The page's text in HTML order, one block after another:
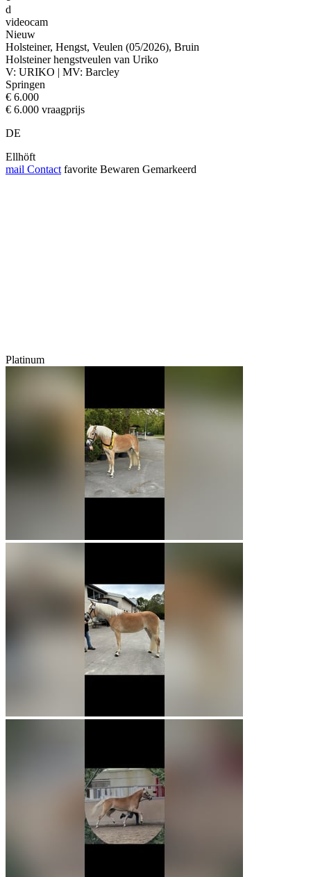
d
videocam
Nieuw
Holsteiner, Hengst, Veulen (05/2026), Bruin
Holsteiner hengstveulen van Uriko
V: URIKO | MV: Barcley
Springen
€ 6.000
€ 6.000 vraagprijs
DE
Ellhöft
mail Contact favorite Bewaren Gemarkeerd
Platinum